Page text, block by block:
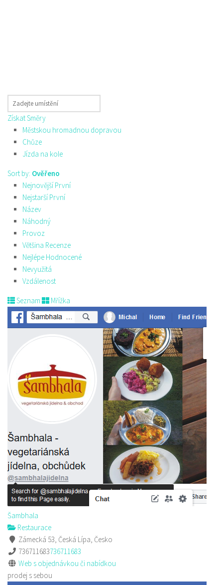
Získat Směry
Městskou hromadnou dopravou
Chůze
Jízda na kole
Sort by: Ověřeno
Nejnovější První
Nejstarší První
Název
Náhodný
Provoz
Většina Recenze
Nejlépe Hodnocené
Nevyužitá
Vzdálenost
Seznam Mřížka
Šambhala
Restaurace
Zámecká 53, Česká Lípa, Česko
736711683736711683
Web s objednávkou či nabídkou
prodej s sebou